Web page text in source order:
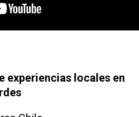
experiencias locales en